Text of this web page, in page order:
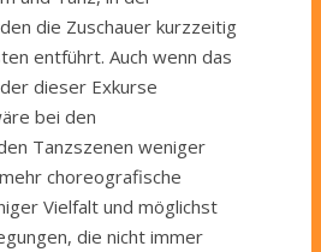
die Zuschauer kurzzeitig
entführt. Auch wenn das
dieser Exkurse
bei den
Tanzszenen weniger
choreografische
Vielfalt und möglichst
die nicht immer